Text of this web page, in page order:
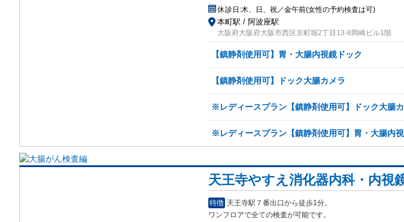
休診日:木、日、祝／金午前(女性の予約検査は可)
本町駅 / 阿波座駅
大阪府大阪府大阪市西区京町堀2丁目13-8岡崎ビル1階
【鎮静剤使用可】胃・大腸内視鏡ドック
【鎮静剤使用可】ドック大腸カメラ
※レディースプラン【鎮静剤使用可】ドック大腸
※レディースプラン【鎮静剤使用可】胃・大腸内
天王寺やすえ消化器内科・内視
特徴 天王寺駅７番出口から徒歩1分。
ワンフロアで全ての検査が可能です。